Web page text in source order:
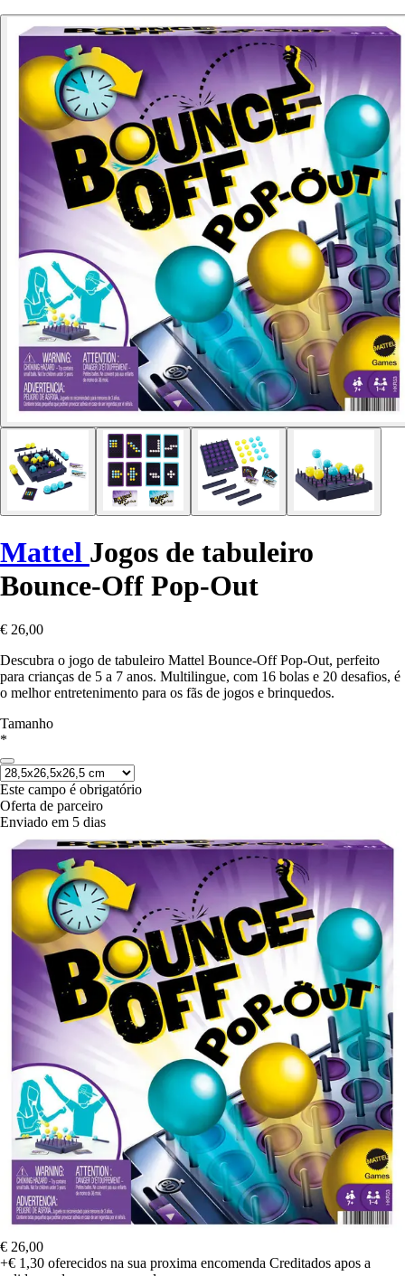
Mattel Jogos de tabuleiro
Bounce-Off Pop-Out
€ 26,00
Descubra o jogo de tabuleiro Mattel Bounce-Off Pop-Out, perfeito
para crianças de 5 a 7 anos. Multilingue, com 16 bolas e 20 desafios, é
o melhor entretenimento para os fãs de jogos e brinquedos.
Tamanho
*
Este campo é obrigatório
Oferta de parceiro
Enviado em 5 dias
€ 26,00
+€ 1,30 oferecidos na sua proxima encomenda Creditados apos a